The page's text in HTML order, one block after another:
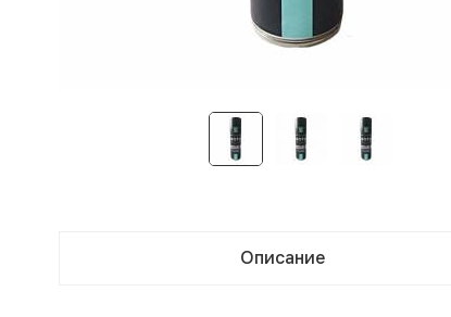
Описание